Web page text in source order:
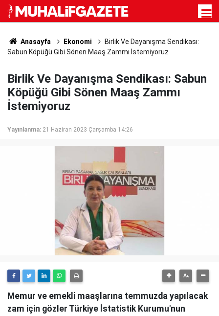
Anasayfa Ekonomi
Birlik Ve Dayanışma Sendikası:
Sabun Köpüğü Gibi Sönen Maaş Zammı İstemiyoruz
Birlik Ve Dayanışma Sendikası: Sabun
Köpüğü Gibi Sönen Maaş Zammı
İstemiyoruz
Yayınlanma: 21 Haziran 2023 Çarşamba 14:26
Memur ve emekli maaşlarına temmuzda yapılacak
zam için gözler Türkiye İstatistik Kurumu'nun